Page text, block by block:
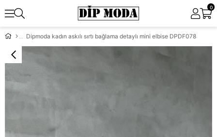
0
Dipmoda kadın askılı sırtı bağlama detaylı mini elbise DPDF078